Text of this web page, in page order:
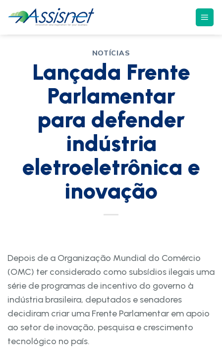
NOTÍCIAS
Lançada Frente
Parlamentar
para defender
indústria
eletroeletrônica e
inovação
Depois de a Organização Mundial do Comércio
(OMC) ter considerado como subsídios ilegais uma
série de programas de incentivo do governo à
indústria brasileira, deputados e senadores
decidiram criar uma Frente Parlamentar em apoio
ao setor de inovação, pesquisa e crescimento
tecnológico no país.